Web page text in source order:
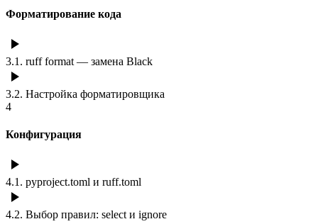
Форматирование кода
3.1 . ruff format — замена Black
3.2. Настройка форматировщика
4
Конфигурация
4.1 . pyproject.toml и ruff.toml
4.2. Выбор правил: select и ignore